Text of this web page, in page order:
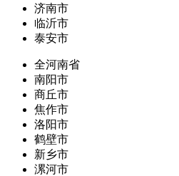
济南市
临沂市
泰安市
全河南省
南阳市
商丘市
焦作市
洛阳市
鹤壁市
新乡市
漯河市